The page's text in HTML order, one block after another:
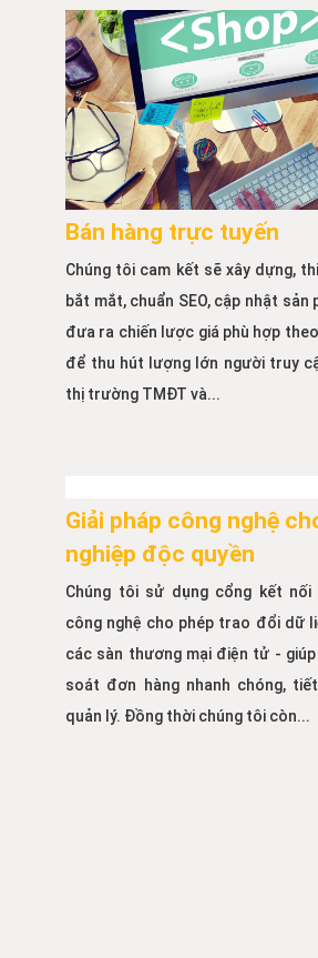
Bán hàng trực tuyến
Chúng tôi cam kết sẽ xây dựng,
bắt mắt, chuẩn SEO, cập nhật sản
đưa ra chiến lược giá phù hợp
để thu hút lượng lớn người truy
thị trường TMĐT và...
Giải pháp công nghệ
nghiệp độc quyền
Chúng tôi sử dụng cổng kết nối
công nghệ cho phép trao đổi dữ
các sàn thương mại điện tử -
soát đơn hàng nhanh chóng,
quản lý. Đồng thời chúng tôi còn...